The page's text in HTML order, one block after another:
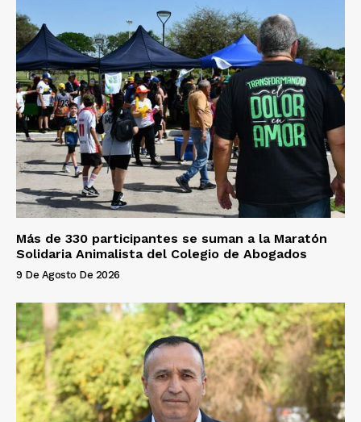
Más de 330 participantes se suman a la Maratón
Solidaria Animalista del Colegio de Abogados
9 De Agosto De 2026